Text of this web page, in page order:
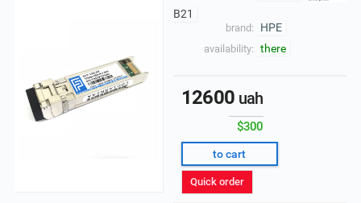
B21
brand: HPE
availability: there
12600 uah
$300
to cart
Quick order